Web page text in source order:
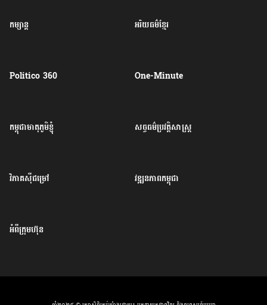
កម្សាន្ត អរិយធម៌ខ្មែរ
Politico 360 One-Minute
កម្ពុជាមាតុភូមិខ្ញុំ សច្ចធម៌ប្រវត្តិសាស្ត្រ
វិភាគសុីជម្រៅ វឌ្ឍនភាពកម្ពុជា
អំពីក្រុមហ៊ុន